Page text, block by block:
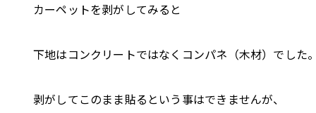
カーペットを剥がしてみると
下地はコンクリートではなくコンパネ（木材）でした
剥がしてこのまま貼るという事はできませんが、